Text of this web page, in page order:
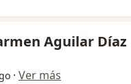
Aguilar Díaz
· Ver más